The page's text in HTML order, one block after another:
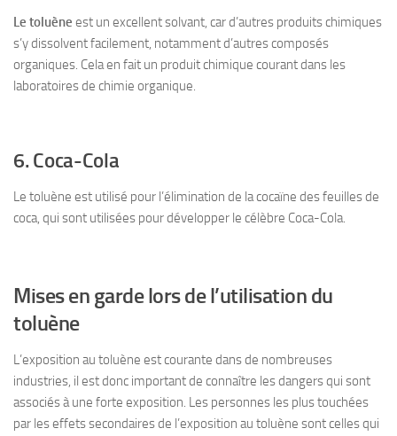
Le toluène est un excellent solvant, car d’autres produits chimiques
s’y dissolvent facilement, notamment d’autres composés
organiques. Cela en fait un produit chimique courant dans les
laboratoires de chimie organique.
6. Coca-Cola
Le toluène est utilisé pour l’élimination de la cocaïne des feuilles de
coca, qui sont utilisées pour développer le célèbre Coca-Cola.
Mises en garde lors de l’utilisation du
toluène
L’exposition au toluène est courante dans de nombreuses
industries, il est donc important de connaître les dangers qui sont
associés à une forte exposition. Les personnes les plus touchées
par les effets secondaires de l’exposition au toluène sont celles qui